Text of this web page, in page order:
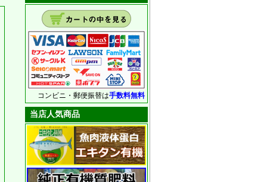
コンビニ・郵便振替は手数料無料
当店人気商品